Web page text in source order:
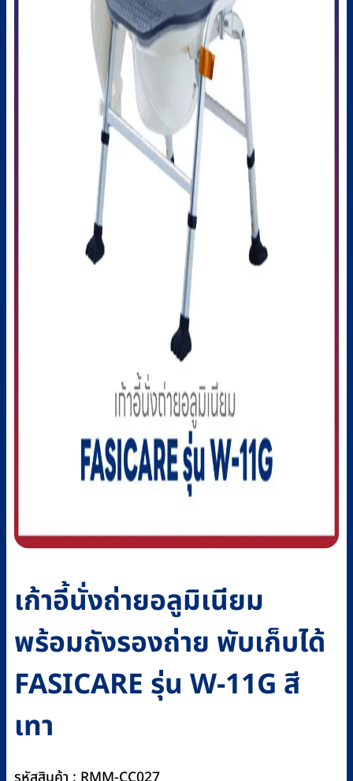
เก้าอี้นั่งถ่ายอลูมิเนียม
พร้อมถังรองถ่าย พับเก็บได้
FASICARE รุ่น W-11G สี
เทา